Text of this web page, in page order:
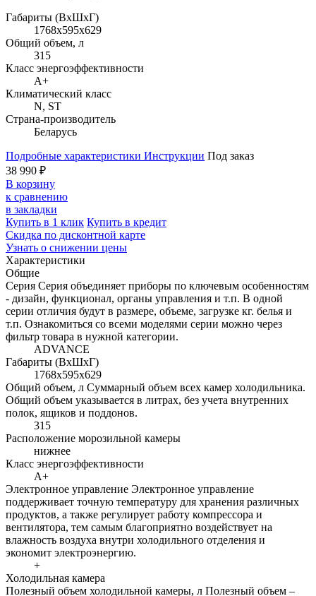
Габариты (ВхШхГ)
1768х595х629
Общий объем, л
315
Класс энергоэффективности
A+
Климатический класс
N, ST
Страна-производитель
Беларусь
Подробные характеристики Инструкции Под заказ
38 990 ₽
В корзину
к сравнению
в закладки
Купить в 1 клик Купить в кредит
Скидка по дисконтной карте
Узнать о снижении цены
Характеристики
Общие
Серия Серия объединяет приборы по ключевым особенностям
- дизайн, функционал, органы управления и т.п. В одной
серии отличия будут в размере, объеме, загрузке кг. белья и
т.п. Ознакомиться со всеми моделями серии можно через
фильтр товара в нужной категории.
ADVANCE
Габариты (ВхШхГ)
1768х595х629
Общий объем, л Суммарный объем всех камер холодильника.
Общий объем указывается в литрах, без учета внутренних
полок, ящиков и поддонов.
315
Расположение морозильной камеры
нижнее
Класс энергоэффективности
A+
Электронное управление Электронное управление
поддерживает точную температуру для хранения различных
продуктов, а также регулирует работу компрессора и
вентилятора, тем самым благоприятно воздействует на
влажность воздуха внутри холодильного отделения и
экономит электроэнергию.
+
Холодильная камера
Полезный объем холодильной камеры, л Полезный объем –